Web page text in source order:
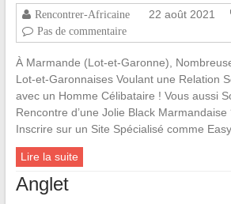
Rencontrer-Africaine 22 août 2021
Pas de commentaire
À Marmande (Lot-et-Garonne),
Lot-et-Garonnaises Voulant une Relation
avec un Homme Célibataire ! Vous aussi
Rencontre d’une Jolie Black
Inscrire sur un Site Spécialisé comme
Lire la suite
Anglet